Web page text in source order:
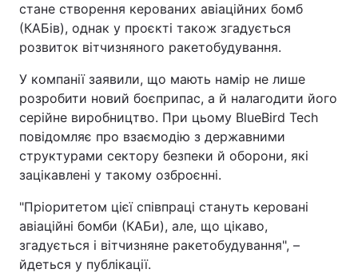
стане створення керованих авіаційних бомб
(КАБів), однак у проєкті також згадується
розвиток вітчизняного ракетобудування.
У компанії заявили, що мають намір не лише
розробити новий боєприпас, а й налагодити його
серійне виробництво. При цьому BlueBird Tech
повідомляє про взаємодію з державними
структурами сектору безпеки й оборони, які
зацікавлені у такому озброєнні.
"Пріоритетом цієї співпраці стануть керовані
авіаційні бомби (КАБи), але, що цікаво,
згадується і вітчизняне ракетобудування", –
йдеться у публікації.